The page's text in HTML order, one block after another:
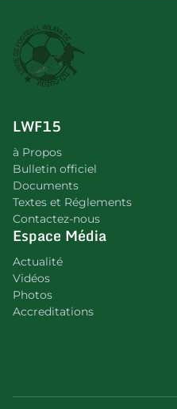
LWF15
à Propos
Bulletin officiel
Documents
Textes et Réglements
Contactez-nous
Espace Média
Actualité
Vidéos
Photos
Accreditations